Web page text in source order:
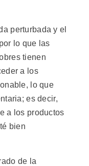
perturbada y el
lo que las
tienen
a los
lo que
es decir,
a los productos
bien
de la